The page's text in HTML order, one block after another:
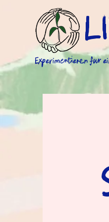
Experimentieren fur